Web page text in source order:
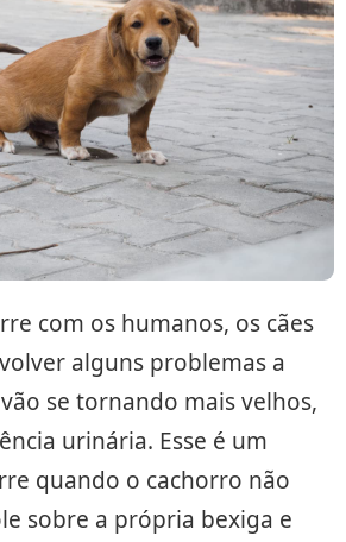
com os humanos, os cães
alguns problemas a
se tornando mais velhos,
urinária. Esse é um
quando o cachorro não
sobre a própria bexiga e